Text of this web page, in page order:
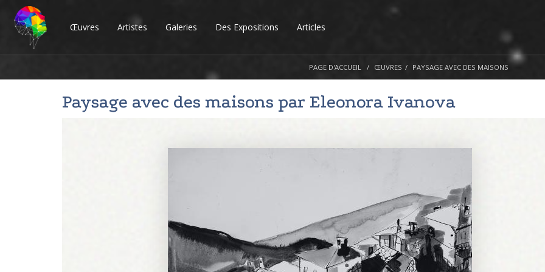
Œuvres Artistes Galeries Des Expositions Articles
PAGE D'ACCUEIL ŒUVRES PAYSAGE AVEC DES MAISONS
Paysage avec des maisons par Eleonora Ivanova